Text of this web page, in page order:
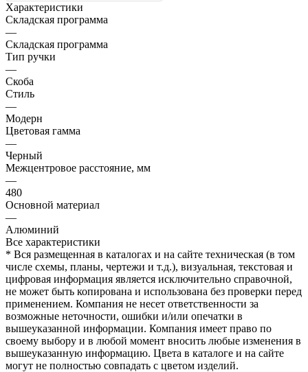
Характеристики
Складская программа
—
Складская программа
Тип ручки
—
Скоба
Стиль
—
Модерн
Цветовая гамма
—
Черный
Межцентровое расстояние, мм
—
480
Основной материал
—
Алюминий
Все характеристики
* Вся размещенная в каталогах и на сайте техническая (в том
числе схемы, планы, чертежи и т.д.), визуальная, текстовая и
цифровая информация является исключительно справочной,
не может быть копирована и использована без проверки перед
применением. Компания не несет ответственности за
возможные неточности, ошибки и/или опечатки в
вышеуказанной информации. Компания имеет право по
своему выбору и в любой момент вносить любые изменения в
вышеуказанную информацию. Цвета в каталоге и на сайте
могут не полностью совпадать с цветом изделий.